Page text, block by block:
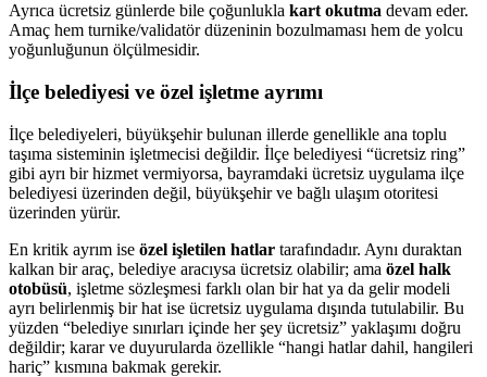
Ayrıca ücretsiz günlerde bile çoğunlukla kart okutma devam eder.
Amaç hem turnike/validatör düzeninin bozulmaması hem de yolcu
yoğunluğunun ölçülmesidir.
İlçe belediyesi ve özel işletme ayrımı
İlçe belediyeleri, büyükşehir bulunan illerde genellikle ana toplu
taşıma sisteminin işletmecisi değildir. İlçe belediyesi “ücretsiz ring”
gibi ayrı bir hizmet vermiyorsa, bayramdaki ücretsiz uygulama ilçe
belediyesi üzerinden değil, büyükşehir ve bağlı ulaşım otoritesi
üzerinden yürür.
En kritik ayrım ise özel işletilen hatlar tarafındadır. Aynı duraktan
kalkan bir araç, belediye aracıysa ücretsiz olabilir; ama özel halk
otobüsü, işletme sözleşmesi farklı olan bir hat ya da gelir modeli
ayrı belirlenmiş bir hat ise ücretsiz uygulama dışında tutulabilir. Bu
yüzden “belediye sınırları içinde her şey ücretsiz” yaklaşımı doğru
değildir; karar ve duyurularda özellikle “hangi hatlar dahil, hangileri
hariç” kısmına bakmak gerekir.